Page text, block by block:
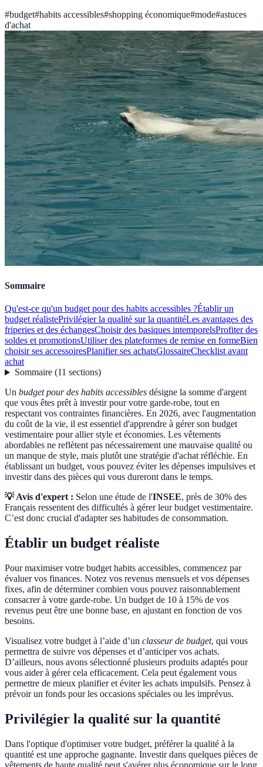
#budget#habits accessibles#shopping économique#mode#astuces
d'achat
Sommaire
Qu'est-ce qu'un budget pour des habits accessibles ?Établir un
budget réalistePrivilégier la qualité sur la quantitéLes avantages des
friperies et des échangesChoisir des basiques intemporelsProfiter des
soldes et promotionsUtiliser des plateformes de remise en formeBien
choisir ses accessoiresPlanifier ses achatsGlossaireChecklist avant
achat
Sommaire(11 sections)
Un budget pour des habits accessibles désigne la somme d'argent
que vous êtes prêt à investir pour votre garde-robe, tout en
respectant vos contraintes financières. En 2026, avec l'augmentation
du coût de la vie, il est essentiel d'apprendre à gérer son budget
vestimentaire pour allier style et économies. Les vêtements
abordables ne reflètent pas nécessairement une mauvaise qualité ou
un manque de style, mais plutôt une stratégie d'achat réfléchie. En
établissant un budget, vous pouvez éviter les dépenses impulsives et
investir dans des pièces qui vous dureront dans le temps.
💡 Avis d'expert : Selon une étude de l'INSEE, près de 30% des
Français ressentent des difficultés à gérer leur budget vestimentaire.
C’est donc crucial d'adapter ses habitudes de consommation.
Établir un budget réaliste
Pour maximiser votre budget habits accessibles, commencez par
évaluer vos finances. Notez vos revenus mensuels et vos dépenses
fixes, afin de déterminer combien vous pouvez raisonnablement
consacrer à votre garde-robe. Un budget de 10 à 15% de vos
revenus peut être une bonne base, en ajustant en fonction de vos
besoins.
Visualisez votre budget à l’aide d’un classeur de budget, qui vous
permettra de suivre vos dépenses et d’anticiper vos achats.
D’ailleurs, nous avons sélectionné plusieurs produits adaptés pour
vous aider à gérer cela efficacement. Cela peut également vous
permettre de mieux planifier et éviter les achats impulsifs. Pensez à
prévoir un fonds pour les occasions spéciales ou les imprévus.
Privilégier la qualité sur la quantité
Dans l'optique d'optimiser votre budget, préférer la qualité à la
quantité est une approche gagnante. Investir dans quelques pièces de
vêtements de haute qualité peut s'avérer plus économique sur le long